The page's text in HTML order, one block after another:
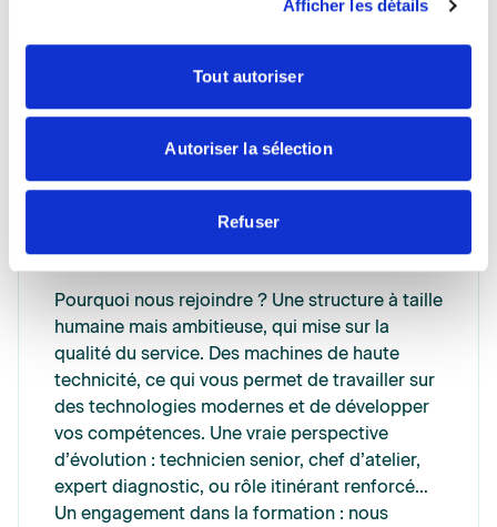
Afficher les détails
Tout autoriser
Autoriser la sélection
Refuser
Niveau de formation
mécanique, machinisme agricole, entretien des
équipements, ou équivalent.
A propos de l'entreprise
Pourquoi nous rejoindre ? Une structure à taille
humaine mais ambitieuse, qui mise sur la
qualité du service. Des machines de haute
technicité, ce qui vous permet de travailler sur
des technologies modernes et de développer
vos compétences. Une vraie perspective
d’évolution : technicien senior, chef d’atelier,
expert diagnostic, ou rôle itinérant renforcé…
Un engagement dans la formation : nous